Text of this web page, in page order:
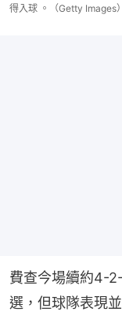
得入球 。（Getty Images）
費查今場續約4-
選，但球隊表現